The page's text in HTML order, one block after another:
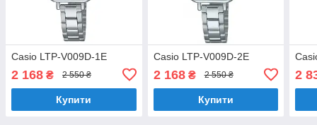
Casio LTP-V009D-1E
2 168 ₴ 2 550 ₴
Купити
Casio LTP-V009D-2E
2 168₴ 2 550 ₴
Купити
2